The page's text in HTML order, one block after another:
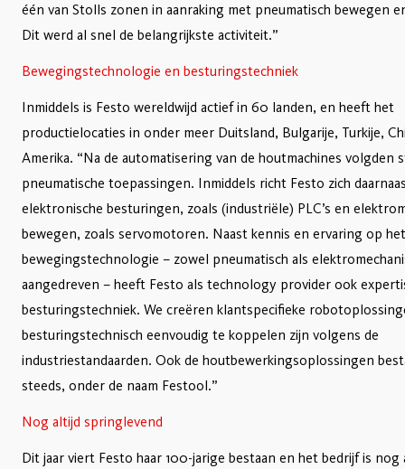
één van Stolls zonen in aanraking met pneumatisch bewegen
Dit werd al snel de belangrijkste activiteit.”
Bewegingstechnologie en besturingstechniek
Inmiddels is Festo wereldwijd actief in 60 landen, en heeft het
productielocaties in onder meer Duitsland, Bulgarije, Turkije,
Amerika. “Na de automatisering van de houtmachines volgden
pneumatische toepassingen. Inmiddels richt Festo zich
elektronische besturingen, zoals (industriële) PLC’s en
bewegen, zoals servomotoren. Naast kennis en ervaring op
bewegingstechnologie – zowel pneumatisch als
aangedreven – heeft Festo als technology provider ook
besturingstechniek. We creëren klantspecifieke
besturingstechnisch eenvoudig te koppelen zijn volgens de
industriestandaarden. Ook de houtbewerkingsoplossingen
steeds, onder de naam Festool.”
Nog altijd springlevend
Dit jaar viert Festo haar 100-jarige bestaan en het bedrijf is nog